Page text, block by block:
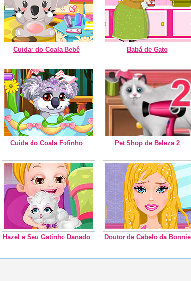
Cuidar do Coala Bebê Babá de Gato
Cuide do Coala Fofinho Pet Shop de Beleza 2
Hazel e Seu Gatinho Danado Doutor de Cabelo da Bonnie